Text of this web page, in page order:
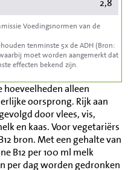
2,8
Voedingsnormen van de
tenminste 5x de ADH (Bron:
moet worden aangemerkt dat
effecten bekend zijn.
alleen
oorsprong. Rijk aan
door vlees, vis,
en kaas. Voor vegetariërs
bron. Met een gehalte van
B12 per 100 ml melk
per dag worden gedronken